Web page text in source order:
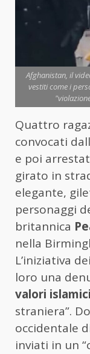
Afghanistan, il
vestiti come i
Quattro
convocati
e poi
girato in
elegante,
personaggi
britannica
nella
L’iniziativa
loro una
valori
straniera”.
occidentale
inviati in un